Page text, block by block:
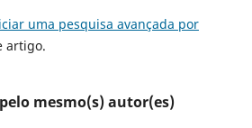
uma pesquisa avançada por
artigo.
mesmo(s) autor(es)